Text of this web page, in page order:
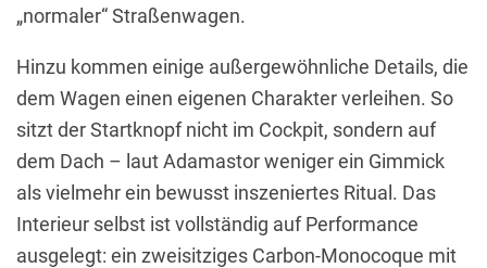
„normaler“ Straßenwagen.
Hinzu kommen einige außergewöhnliche Details, die
dem Wagen einen eigenen Charakter verleihen. So
sitzt der Startknopf nicht im Cockpit, sondern auf
dem Dach – laut Adamastor weniger ein Gimmick
als vielmehr ein bewusst inszeniertes Ritual. Das
Interieur selbst ist vollständig auf Performance
ausgelegt: ein zweisitziges Carbon-Monocoque mit